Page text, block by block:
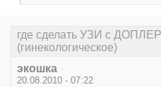
где сделать УЗИ с
(гинекологическое)
экошка
20.08.2010 - 07:22